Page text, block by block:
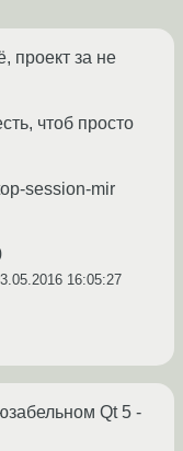
проект за не
чтоб просто
session-mir
16:05:27
Qt 5 -